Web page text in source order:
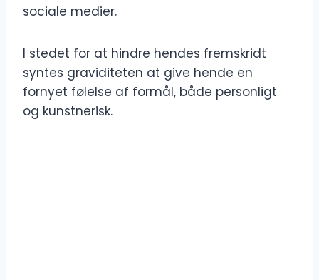
sociale medier.
I stedet for at hindre hendes fremskridt
syntes graviditeten at give hende en
fornyet følelse af formål, både personligt
og kunstnerisk.